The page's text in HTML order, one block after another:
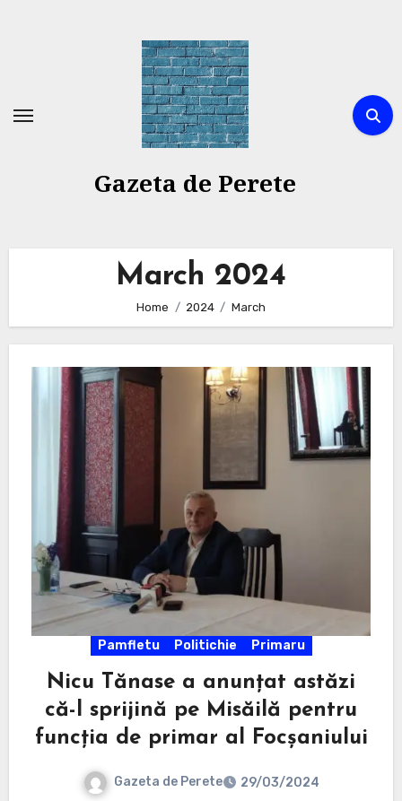
Gazeta de Perete
March 2024
Home 2024 March
Pamfletu Politichie Primaru
Nicu Tănase a anunțat astăzi
că-l sprijină pe Misăilă pentru
funcția de primar al Focșaniului
Gazeta de Perete 29/03/2024